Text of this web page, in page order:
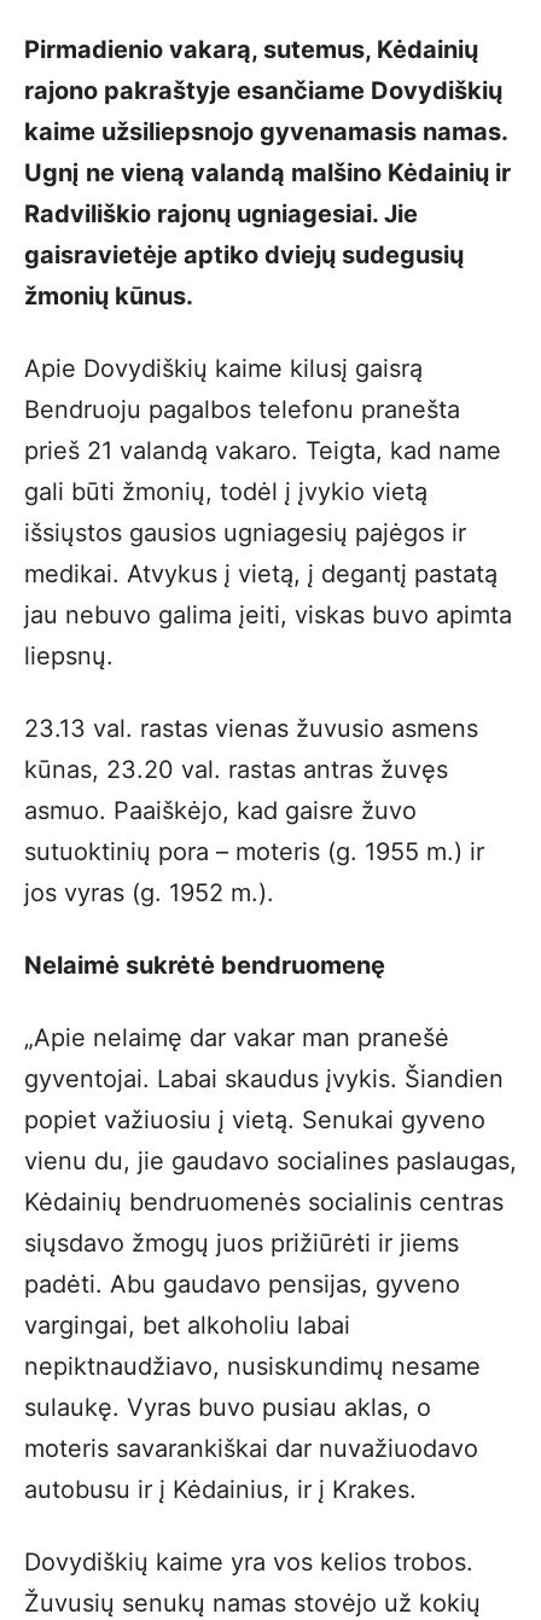
Pirmadienio vakarą, sutemus, Kėdainių
rajono pakraštyje esančiame Dovydiškių
kaime užsiliepsnojo gyvenamasis namas.
Ugnį ne vieną valandą malšino Kėdainių ir
Radviliškio rajonų ugniagesiai. Jie
gaisravietėje aptiko dviejų sudegusių
žmonių kūnus.
Apie Dovydiškių kaime kilusį gaisrą
Bendruoju pagalbos telefonu pranešta
prieš 21 valandą vakaro. Teigta, kad name
gali būti žmonių, todėl į įvykio vietą
išsiųstos gausios ugniagesių pajėgos ir
medikai. Atvykus į vietą, į degantį pastatą
jau nebuvo galima įeiti, viskas buvo apimta
liepsnų.
23.13 val. rastas vienas žuvusio asmens
kūnas, 23.20 val. rastas antras žuvęs
asmuo. Paaiškėjo, kad gaisre žuvo
sutuoktinių pora – moteris (g. 1955 m.) ir
jos vyras (g. 1952 m.).
Nelaimė sukrėtė bendruomenę
„Apie nelaimę dar vakar man pranešė
gyventojai. Labai skaudus įvykis. Šiandien
popiet važiuosiu į vietą. Senukai gyveno
vienu du, jie gaudavo socialines paslaugas,
Kėdainių bendruomenės socialinis centras
siųsdavo žmogų juos prižiūrėti ir jiems
padėti. Abu gaudavo pensijas, gyveno
vargingai, bet alkoholiu labai
nepiktnaudžiavo, nusiskundimų nesame
sulaukę. Vyras buvo pusiau aklas, o
moteris savarankiškai dar nuvažiuodavo
autobusu ir į Kėdainius, ir į Krakes.
Dovydiškių kaime yra vos kelios trobos.
Žuvusių senukų namas stovėjo už kokių